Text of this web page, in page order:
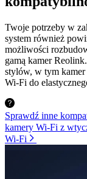
Twoje potrzeby w
system również
możliwości
gamą kamer
stylów, w tym kamer
Wi-Fi do
Sprawdź inne
kamery Wi-Fi z
Wi-Fi